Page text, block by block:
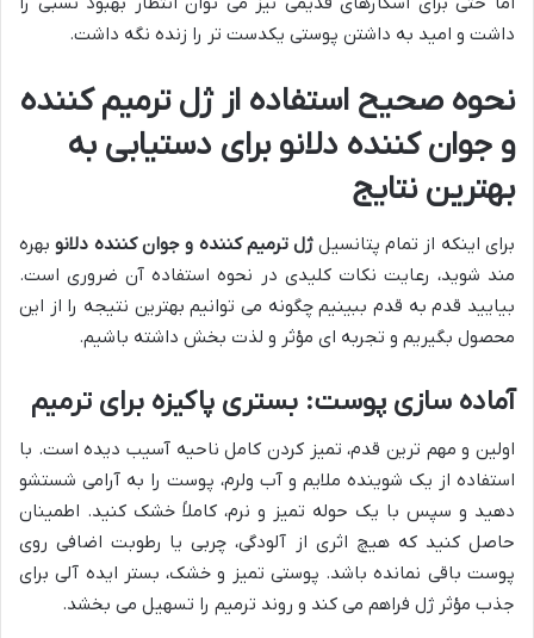
داشت و امید به داشتن پوستی یکدست تر را زنده نگه داشت.
نحوه صحیح استفاده ازژل ترمیم کننده
و جوان کننده دلانو برای دستیابی به
بهترین نتایج
برای اینکه از تمام پتانسیلژل ترمیم کننده و جوان کننده دلانوبهره
مند شوید، رعایت نکات کلیدی در نحوه استفاده آن ضروری است.
بیایید قدم به قدم ببینیم چگونه می توانیم بهترین نتیجه را از این
محصول بگیریم و تجربه ای مؤثر و لذت بخش داشته باشیم.
آماده سازی پوست: بستری پاکیزه برای ترمیم
اولین و مهم ترین قدم، تمیز کردن کامل ناحیه آسیب دیده است. با
استفاده از یک شوینده ملایم و آب ولرم، پوست را به آرامی شستشو
دهید و سپس با یک حوله تمیز و نرم، کاملاً خشک کنید. اطمینان
حاصل کنید که هیچ اثری از آلودگی، چربی یا رطوبت اضافی روی
پوست باقی نمانده باشد. پوستی تمیز و خشک، بستر ایده آلی برای
جذب مؤثر ژل فراهم می کند و روند ترمیم را تسهیل می بخشد.